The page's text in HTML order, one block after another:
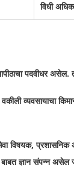
विधी
पदवीधर
वकीली व्यवसायाचा
विषयक, प्रशासनिक
ज्ञान संपन्न असेल